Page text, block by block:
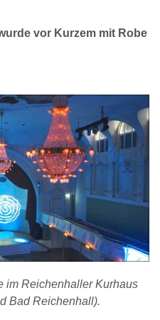
vor Kurzem mit Robe
im Reichenhaller Kurhaus
Bad Reichenhall).